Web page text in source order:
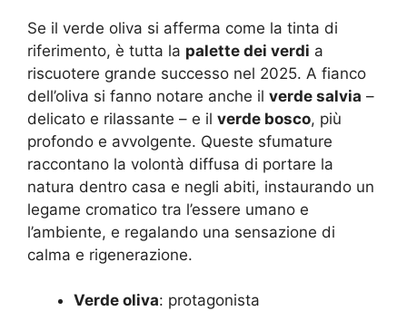
Se il verde oliva si afferma come la tinta di
riferimento, è tutta la palette dei verdi a
riscuotere grande successo nel 2025. A fianco
dell’oliva si fanno notare anche il verde salvia –
delicato e rilassante – e il verde bosco, più
profondo e avvolgente. Queste sfumature
raccontano la volontà diffusa di portare la
natura dentro casa e negli abiti, instaurando un
legame cromatico tra l’essere umano e
l’ambiente, e regalando una sensazione di
calma e rigenerazione.
Verde oliva: protagonista